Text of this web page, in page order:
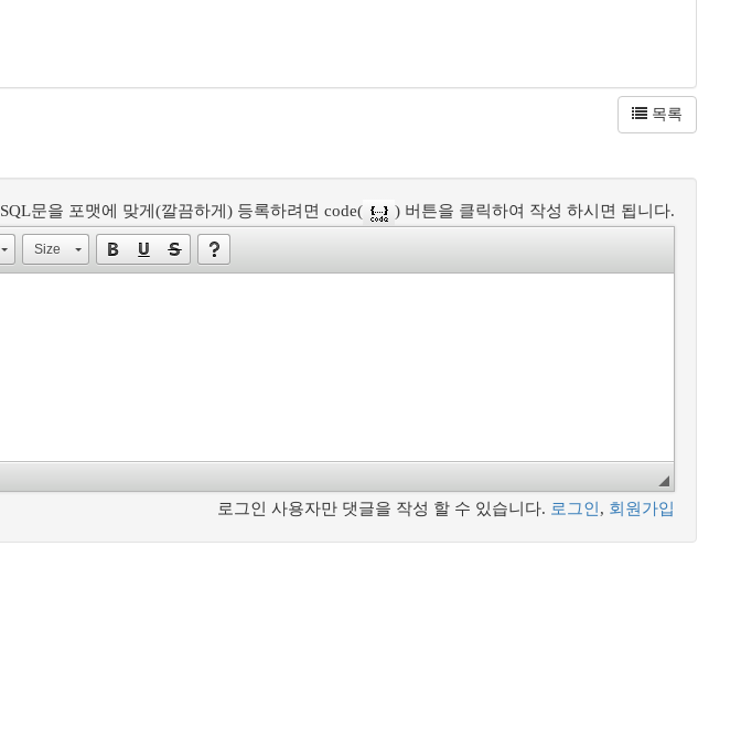
목록
SQL문을 포맷에 맞게(깔끔하게) 등록하려면 code( ) 버튼을 클릭하여 작성 하시면 됩니다.
Size
로그인 사용자만 댓글을 작성 할 수 있습니다. 로그인 , 회원가입